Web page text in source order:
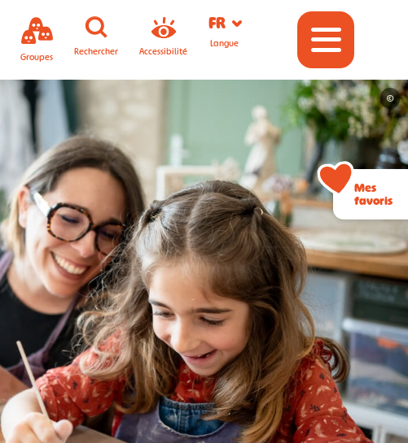
Groupes Rechercher Accessibilité
FR
Langue
©
Mes
favoris